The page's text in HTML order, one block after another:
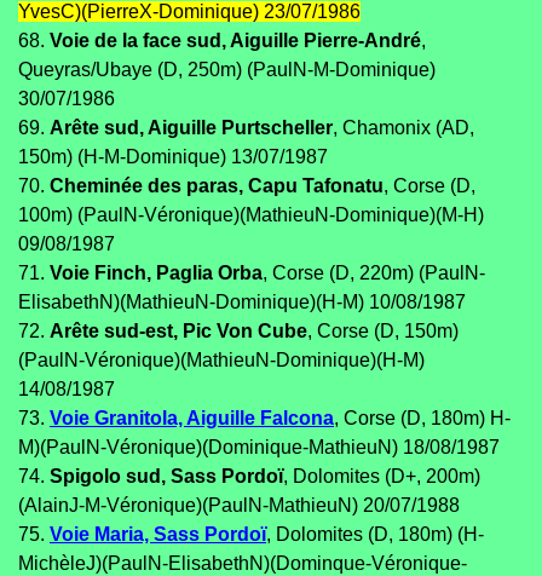
YvesC)(PierreX-Dominique) 23/07/1986
68. Voie de la face sud, Aiguille Pierre-André,
Queyras/Ubaye (D, 250m) (PaulN-M-Dominique)
30/07/1986
69. Arête sud, Aiguille Purtscheller, Chamonix (AD,
150m) (H-M-Dominique) 13/07/1987
70. Cheminée des paras, Capu Tafonatu, Corse (D,
100m) (PaulN-Véronique)(MathieuN-Dominique)(M-H)
09/08/1987
71. Voie Finch, Paglia Orba, Corse (D, 220m) (PaulN-
ElisabethN)(MathieuN-Dominique)(H-M) 10/08/1987
72. Arête sud-est, Pic Von Cube, Corse (D, 150m)
(PaulN-Véronique)(MathieuN-Dominique)(H-M)
14/08/1987
73. Voie Granitola, Aiguille Falcona, Corse (D, 180m) H-
M)(PaulN-Véronique)(Dominique-MathieuN) 18/08/1987
74. Spigolo sud, Sass Pordoï, Dolomites (D+, 200m)
(AlainJ-M-Véronique)(PaulN-MathieuN) 20/07/1988
75. Voie Maria, Sass Pordoï, Dolomites (D, 180m) (H-
MichèleJ)(PaulN-ElisabethN)(Dominque-Véronique-